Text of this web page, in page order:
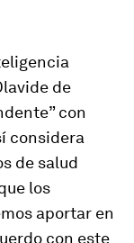
de
con
considera
de salud
los
aportar en
con este